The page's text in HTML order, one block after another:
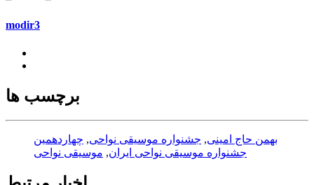
modir3
برچسب ها
بهمن حاج امینی, جشنواره موسیقی نواحی, چهاردهمین
جشنواره موسیقی نواحی ایران, موسیقی نواحی